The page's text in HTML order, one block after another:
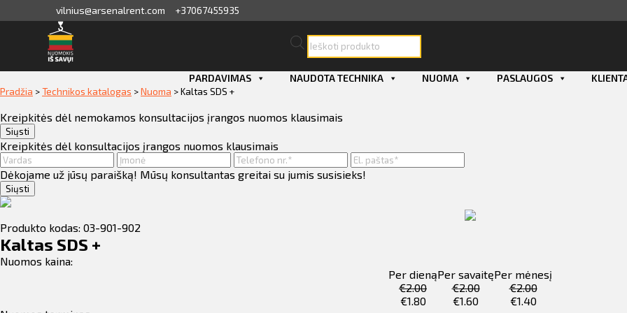
vilnius@arsenalrent.com +37067455935
Products
search
faktūros, važtaraščiai
atlikumi objektos
sąrašas
limito likutis
PARDAVIMAS NAUDOTA TECHNIKA NUOMA PASLAUGOS
Pradžia >Technikos katalogas >Nuoma >Kaltas SDS +
Kreipkitės dėl nemokamos konsultacijos įrangos nuomos klausimais
Siųsti
Kreipkitės dėl konsultacijos įrangos nuomos klausimais
Dėkojame už jūsų paraišką! Mūsų konsultantas greitai su jumis susisieks!
Siųsti
Produkto kodas: 03-901-902
Kaltas SDS +
Nuomos kaina:
Per dieną
€2.00
€1.80
Per savaitę
€2.00
€1.60
Per mėnesį
€2.00
€1.40